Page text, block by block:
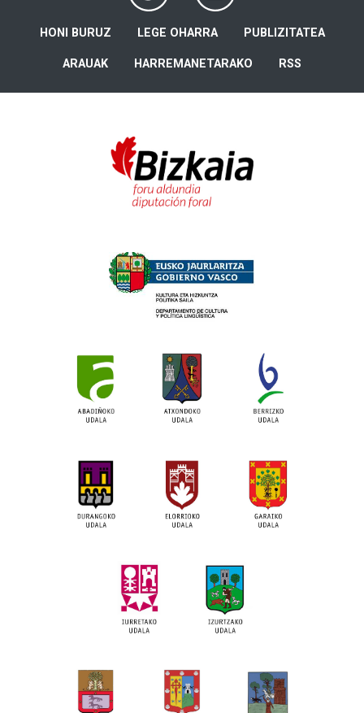
HONI BURUZ LEGE OHARRA PUBLIZITATEA
ARAUAK HARREMANETARAKO RSS